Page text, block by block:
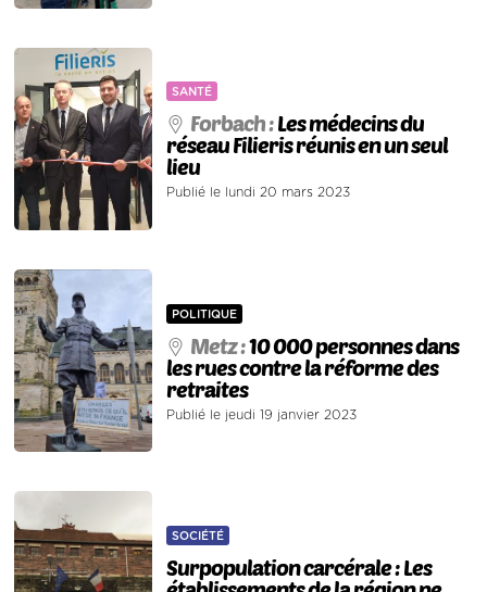
SANTÉ
Forbach :Les médecins du
réseau Filieris réunis en un seul
lieu
Publié le lundi 20 mars 2023
POLITIQUE
Metz :10 000 personnes dans
les rues contre la réforme des
retraites
Publié le jeudi 19 janvier 2023
SOCIÉTÉ
Surpopulation carcérale : Les